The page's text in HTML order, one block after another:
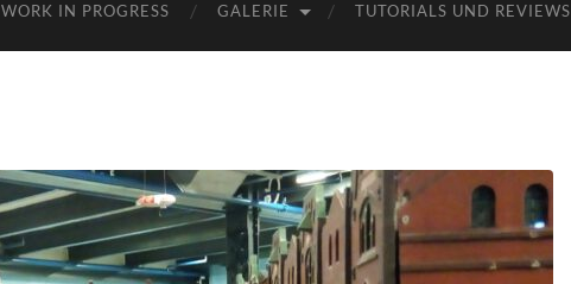
WORK IN PROGRESS GALERIE TUTORIALS UND REVIEWS